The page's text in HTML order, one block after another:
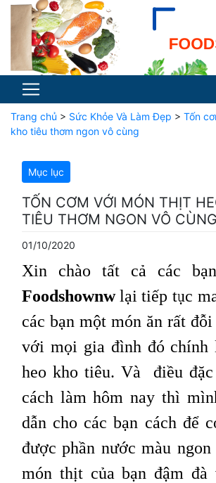
Trang chủ > Sức Khỏe Và Làm Đẹp > Tốn
kho tiêu thơm ngon vô cùng
Mục lục
TỐN CƠM VỚI MÓN THỊT
TIÊU THƠM NGON VÔ CÙNG
01/10/2020
Xin chào tất cả các
Foodshownwlại tiếp tục
các bạn một món ăn rất
với mọi gia đình đó chính
heo kho tiêu. Và điều
cách làm hôm nay thì
dẫn cho các bạn cách để
được phần nước màu
món thịt của bạn đậm đà